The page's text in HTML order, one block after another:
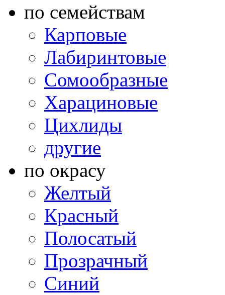
по семействам
Карповые
Лабиринтовые
Сомообразные
Харациновые
Цихлиды
другие
по окрасу
Желтый
Красный
Полосатый
Прозрачный
Синий